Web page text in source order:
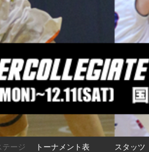
テージ トーナメント表 スタッツ